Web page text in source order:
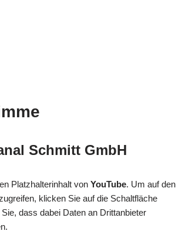
Schmitt GmbH
Platzhalterinhalt von YouTube. Um auf den
klicken Sie auf die Schaltfläche
dass dabei Daten an Drittanbieter